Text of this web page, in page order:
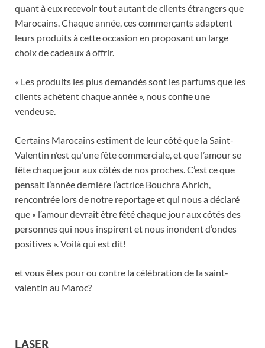
quant à eux recevoir tout autant de clients étrangers que
Marocains. Chaque année, ces commerçants adaptent
leurs produits à cette occasion en proposant un large
choix de cadeaux à offrir.
« Les produits les plus demandés sont les parfums que les
clients achètent chaque année », nous confie une
vendeuse.
Certains Marocains estiment de leur côté que la Saint-
Valentin n’est qu’une fête commerciale, et que l’amour se
fête chaque jour aux côtés de nos proches. C’est ce que
pensait l’année dernière l’actrice Bouchra Ahrich,
rencontrée lors de notre reportage et qui nous a déclaré
que « l’amour devrait être fêté chaque jour aux côtés des
personnes qui nous inspirent et nous inondent d’ondes
positives ». Voilà qui est dit!
et vous êtes pour ou contre la célébration de la saint-
valentin au Maroc?
LASER